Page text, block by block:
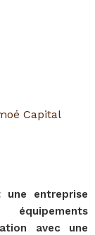
Capital
entreprise
avec une